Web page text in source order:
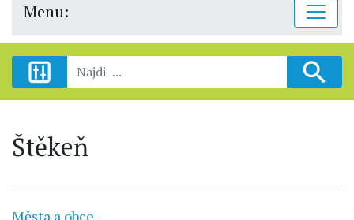
Menu:
Štěkeň
Města a obce